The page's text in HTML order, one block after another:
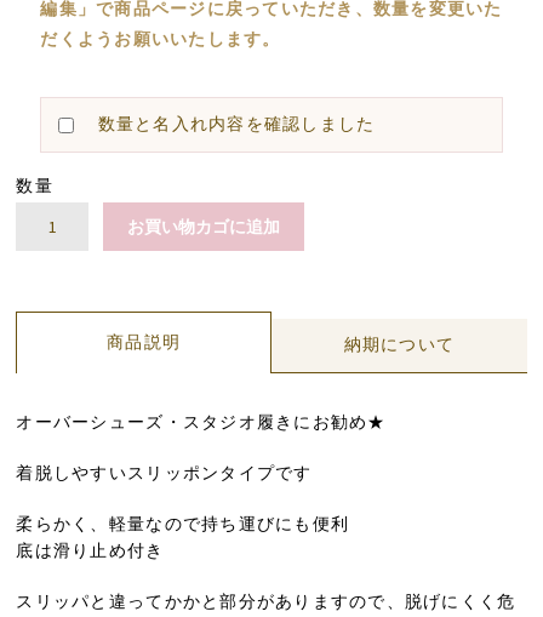
数量と名入れ内容を確認しました
編集」で商品ページに戻っていただき、数量を変更いた
だくようお願いいたします。
数量
お買い物カゴに追加
商品説明 納期について
オーバーシューズ・スタジオ履きにお勧め★
着脱しやすいスリッポンタイプです
柔らかく、軽量なので持ち運びにも便利
底は滑り止め付き
スリッパと違ってかかと部分がありますので、脱げにくく危